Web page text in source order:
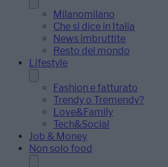
Milanomilano
Che si dice in Italia
News imbruttite
Resto del mondo
Lifestyle
Fashion e fatturato
Trendy o Tremendy?
Love&Family
Tech&Social
Job & Money
Non solo food